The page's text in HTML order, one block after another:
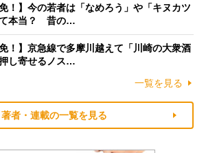
！】今の若者は「なめろう」や「キヌカツ
て本当？ 昔の…
！】京急線で多摩川越えて「川崎の大衆酒
し寄せるノス…
一覧を見る
著者・連載の一覧を見る